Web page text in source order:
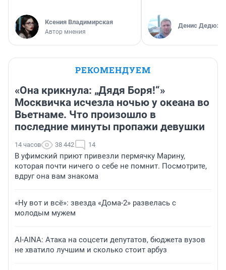
Ксения Владимирская
Автор мнения
Денис
РЕКОМЕНДУЕМ
«Она крикнула: „Дядя Боря!“»
Москвичка исчезла ночью у океана во
Вьетнаме. Что произошло в
последние минуты пропажи девушки
14 часов 38 442 14
В уфимский приют привезли пермячку Марину,
которая почти ничего о себе не помнит. Посмотрите,
вдруг она вам знакома
«Ну вот и всё»: звезда «Дома-2» развелась с
молодым мужем
AI-AINA: Атака на соцсети депутатов, бюджета вузов
не хватило лучшим и сколько стоит арбуз